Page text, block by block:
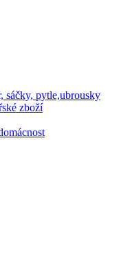
sáčky, pytle,ubrousky
zboží